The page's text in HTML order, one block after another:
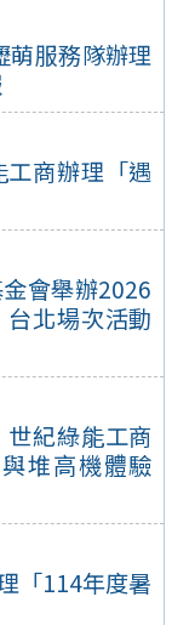
萌服務隊辦理
工商辦理「遇
會舉辦2026
北場次活動
世紀綠能工商
堆高機體驗
「114年度暑